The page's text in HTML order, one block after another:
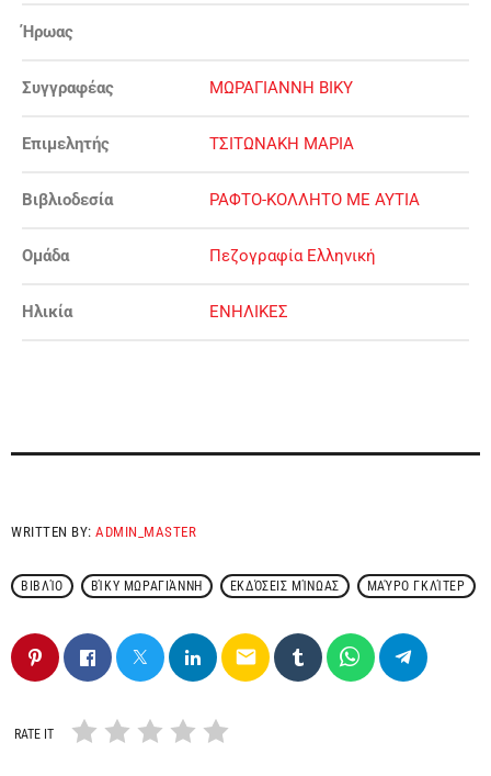
Ήρωας
Συγγραφέας ΜΩΡΑΓΙΑΝΝΗ ΒΙΚΥ
Επιμελητής ΤΣΙΤΩΝΑΚΗ ΜΑΡΙΑ
Βιβλιοδεσία ΡΑΦΤΟ-ΚΟΛΛΗΤΟ ΜΕ ΑΥΤΙΑ
Ομάδα Πεζογραφία Ελληνική
Ηλικία ΕΝΗΛΙΚΕΣ
WRITTEN BY:ADMIN_MASTER
ΒΙΒΛΊΟ ΒΊΚΥ ΜΩΡΑΓΙΆΝΝΗ ΕΚΔΌΣΕΙΣ ΜΊΝΩΑΣ ΜΑΎΡΟ ΓΚΛΊΤΕΡ
email
RATE IT